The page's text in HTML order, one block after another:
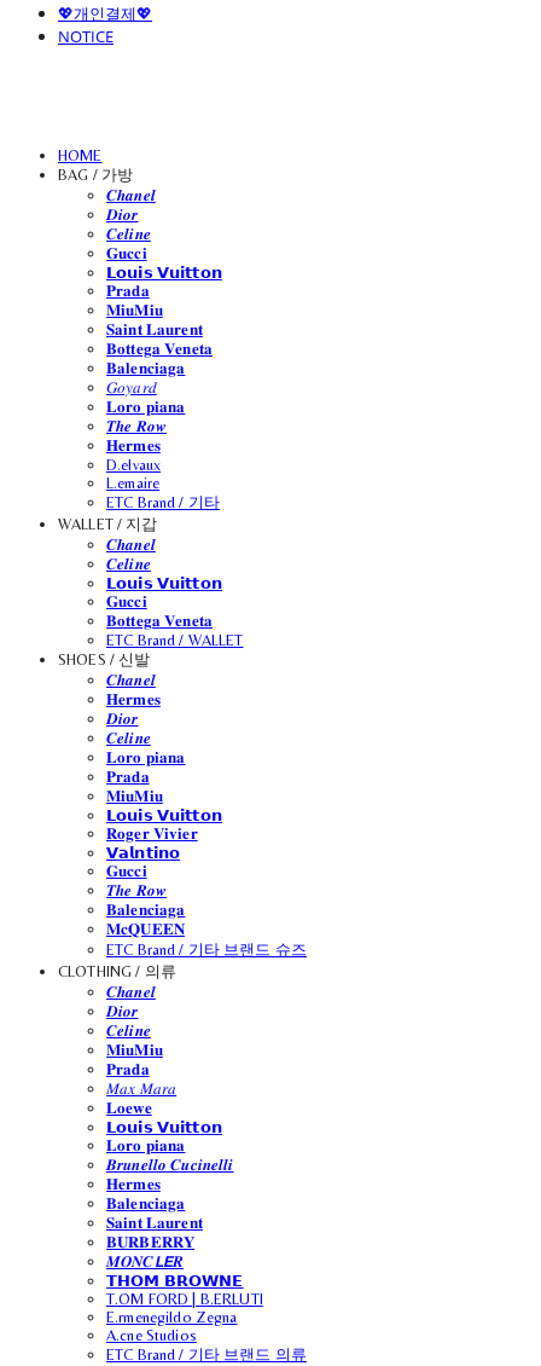
💖개인결제💖
NOTICE
HOME
BAG / 가방
𝑪𝒉𝒂𝒏𝒆𝒍
𝑫𝒊𝒐𝒓
𝑪𝒆𝒍𝒊𝒏𝒆
𝐆𝐮𝐜𝐜𝐢
𝗟𝗼𝘂𝗶𝘀 𝗩𝘂𝗶𝘁𝘁𝗼𝗻
𝐏𝐫𝐚𝐝𝐚
𝐌𝐢𝐮𝐌𝐢𝐮
𝐒𝐚𝐢𝐧𝐭 𝐋𝐚𝐮𝐫𝐞𝐧𝐭
𝐁𝐨𝐭𝐭𝐞𝐠𝐚 𝐕𝐞𝐧𝐞𝐭𝐚
𝐁𝐚𝐥𝐞𝐧𝐜𝐢𝐚𝐠𝐚
𝐺𝑜𝑦𝑎𝑟𝑑
𝐋𝐨𝐫𝐨 𝐩𝐢𝐚𝐧𝐚
𝑻𝒉𝒆 𝑹𝒐𝒘
𝐇𝐞𝐫𝐦𝐞𝐬
D.elvaux
L.emaire
ETC Brand / 기타
WALLET / 지갑
𝑪𝒉𝒂𝒏𝒆𝒍
𝑪𝒆𝒍𝒊𝒏𝒆
𝗟𝗼𝘂𝗶𝘀 𝗩𝘂𝗶𝘁𝘁𝗼𝗻
𝐆𝐮𝐜𝐜𝐢
𝐁𝐨𝐭𝐭𝐞𝐠𝐚 𝐕𝐞𝐧𝐞𝐭𝐚
ETC Brand / WALLET
SHOES / 신발
𝑪𝒉𝒂𝒏𝒆𝒍
𝐇𝐞𝐫𝐦𝐞𝐬
𝑫𝒊𝒐𝒓
𝑪𝒆𝒍𝒊𝒏𝒆
𝐋𝐨𝐫𝐨 𝐩𝐢𝐚𝐧𝐚
𝐏𝐫𝐚𝐝𝐚
𝐌𝐢𝐮𝐌𝐢𝐮
𝗟𝗼𝘂𝗶𝘀 𝗩𝘂𝗶𝘁𝘁𝗼𝗻
𝐑𝐨𝐠𝐞𝐫 𝐕𝐢𝐯𝐢𝐞𝐫
𝗩𝗮𝗹𝗻𝘁𝗶𝗻𝗼
𝐆𝐮𝐜𝐜𝐢
𝑻𝒉𝒆 𝑹𝒐𝒘
𝐁𝐚𝐥𝐞𝐧𝐜𝐢𝐚𝐠𝐚
𝐌𝐜𝐐𝐔𝐄𝐄𝐍
ETC Brand / 기타 브랜드 슈즈
CLOTHING / 의류
𝑪𝒉𝒂𝒏𝒆𝒍
𝑫𝒊𝒐𝒓
𝑪𝒆𝒍𝒊𝒏𝒆
𝐌𝐢𝐮𝐌𝐢𝐮
𝐏𝐫𝐚𝐝𝐚
𝑀𝑎𝑥 𝑀𝑎𝑟𝑎
𝐋𝐨𝐞𝐰𝐞
𝗟𝗼𝘂𝗶𝘀 𝗩𝘂𝗶𝘁𝘁𝗼𝗻
𝐋𝐨𝐫𝐨 𝐩𝐢𝐚𝐧𝐚
𝑩𝒓𝒖𝒏𝒆𝒍𝒍𝒐 𝑪𝒖𝒄𝒊𝒏𝒆𝒍𝒍𝒊
𝐇𝐞𝐫𝐦𝐞𝐬
𝐁𝐚𝐥𝐞𝐧𝐜𝐢𝐚𝐠𝐚
𝐒𝐚𝐢𝐧𝐭 𝐋𝐚𝐮𝐫𝐞𝐧𝐭
𝐁𝐔𝐑𝐁𝐄𝐑𝐑𝐘
𝑴𝑶𝑵𝑪𝙇𝙀𝑹
𝗧𝗛𝗢𝗠 𝗕𝗥𝗢𝗪𝗡𝗘
T.OM FORD | B.ERLUTI
E.rmenegildo Zegna
A.cne Studios
ETC Brand / 기타 브랜드 의류